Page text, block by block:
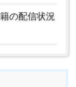
の配信状況